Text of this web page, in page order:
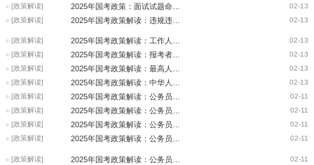
02-13
[政策解读]
02-13
[政策解读]
02-13
[政策解读]
02-13
[政策解读]
02-13
[政策解读]
02-13
[政策解读]
02-11
[政策解读]
02-11
[政策解读]
02-11
[政策解读]
02-11
[政策解读]
02-11
[政策解读]